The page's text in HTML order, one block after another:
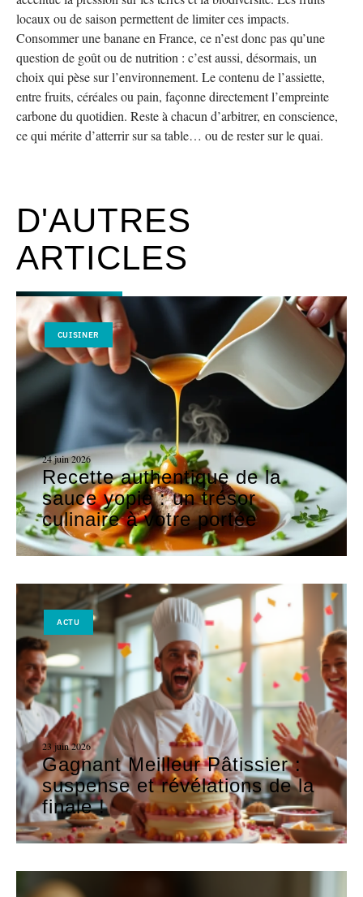
locaux ou de saison permettent de limiter ces impacts.
Consommer une banane en France, ce n’est donc pas qu’une
question de goût ou de nutrition : c’est aussi, désormais, un
choix qui pèse sur l’environnement. Le contenu de l’assiette,
entre fruits, céréales ou pain, façonne directement l’empreinte
carbone du quotidien. Reste à chacun d’arbitrer, en conscience,
ce qui mérite d’atterrir sur sa table… ou de rester sur le quai.
D'AUTRES
ARTICLES
CUISINER
24 juin 2026
Recette authentique de la
sauce yopie : un trésor
culinaire à votre portée
ACTU
23 juin 2026
Gagnant Meilleur Pâtissier :
suspense et révélations de la
finale !